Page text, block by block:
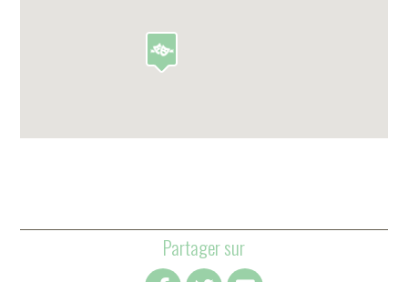
Partager sur